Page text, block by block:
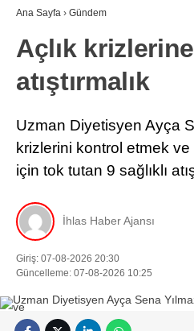
Ana Sayfa › Gündem
Açlık
atıştırmalık
Uzman Diyetisyen Ayça
krizlerini kontrol etmek ve
için tok tutan 9 sağlıklı
İhlas Haber Ajansı
Giriş: 07-08-2026 20:30
Güncelleme: 07-08-2026 10:25